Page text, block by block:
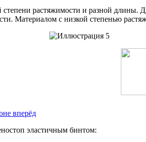
растяжимости и разной длины.
Материалом с низкой степенью
вперёд
эластичным бинтом: